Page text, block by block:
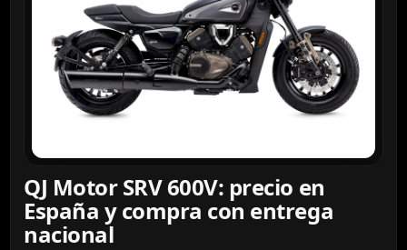
QJ Motor SRV 600V: precio en
España y compra con entrega
nacional